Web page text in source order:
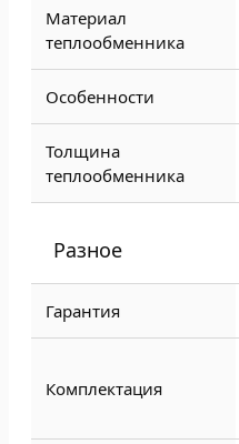
Материал
теплообменника
Особенности
Толщина
теплообменника
Разное
Гарантия
Комплектация